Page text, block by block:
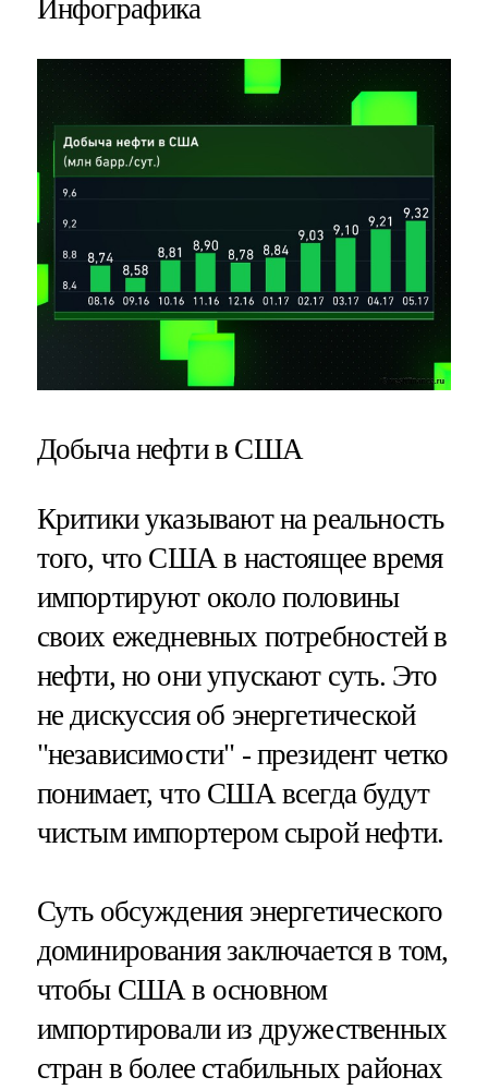
Инфографика
Добыча нефти в США
Критики указывают на реальность
того, что США в настоящее время
импортируют около половины
своих ежедневных потребностей в
нефти, но они упускают суть. Это
не дискуссия об энергетической
"независимости" - президент четко
понимает, что США всегда будут
чистым импортером сырой нефти.
Суть обсуждения энергетического
доминирования заключается в том,
чтобы США в основном
импортировали из дружественных
стран в более стабильных районах